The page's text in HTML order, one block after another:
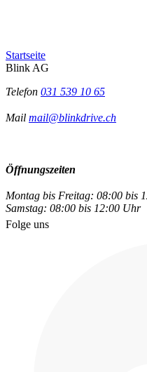
Startseite
Blink AG
Telefon 031 539 10 65
Mail mail@blinkdrive.ch
Öffnungszeiten
Montag bis Freitag: 08:00 bis
Samstag: 08:00 bis 12:00 Uhr
Folge uns